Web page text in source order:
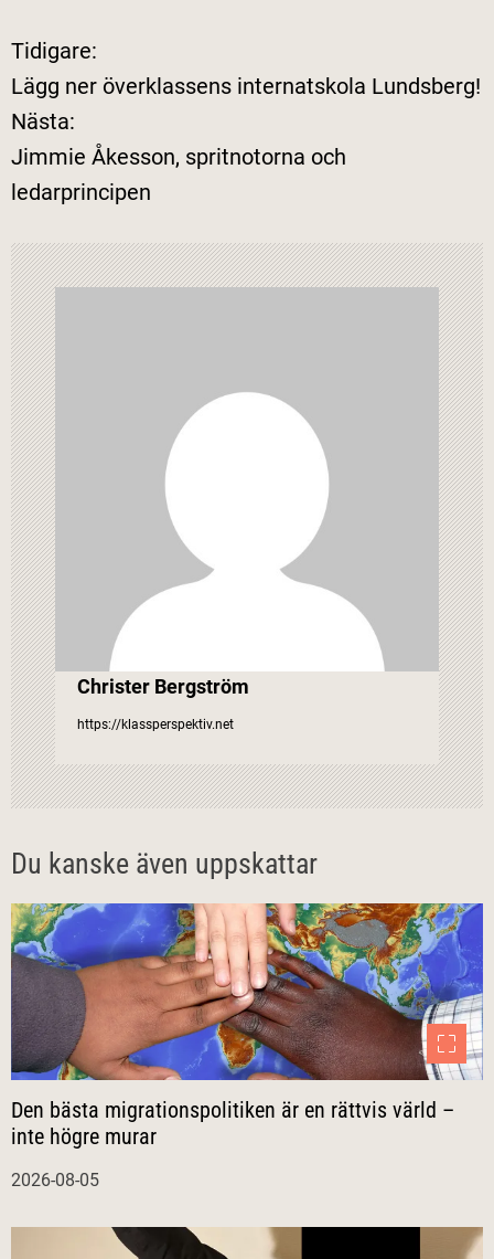
I
n
l
g
g
s
n
a
v
i
g
e
r
i
n
g
Tidigare:
Lägg ner överklassens internatskola Lundsberg!
Nästa:
Jimmie Åkesson, spritnotorna och
ledarprincipen
Christer Bergström
https://klassperspektiv.net
Du kanske även uppskattar
Den bästa migrationspolitiken är en rättvis värld –
inte högre murar
2026-08-05